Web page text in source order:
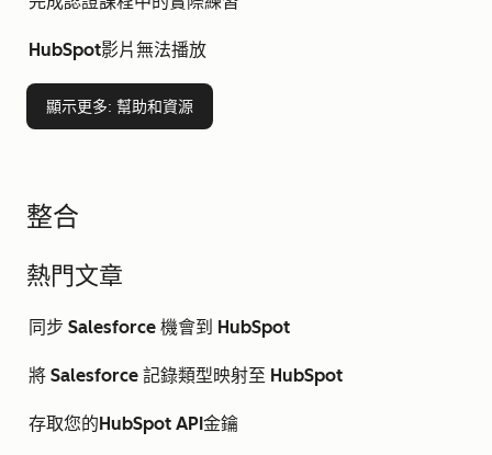
HubSpot影片無法播放
顯示更多: 幫助和資源
整合
熱門文章
同步 Salesforce 機會到 HubSpot
將 Salesforce 記錄類型映射至 HubSpot
存取您的HubSpot API金鑰